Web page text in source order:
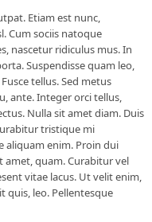
Etiam est nunc,
Cum sociis natoque
nascetur ridiculus mus. In
Suspendisse quam leo,
tellus. Sed metus
ante. Integer orci tellus,
Nulla sit amet diam. Duis
tristique mi
aliquam enim. Proin dui
amet, quam. Curabitur vel
vitae lacus. Ut velit enim,
quis, leo. Pellentesque